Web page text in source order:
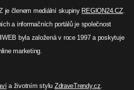
je členem mediální skupiny REGION24.CZ.
a informačních portálů je společnost
byla založená v roce 1997 a poskytuje
marketing.
a životním stylu ZdraveTrendy.cz